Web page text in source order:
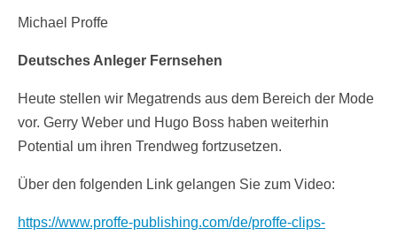
Michael Proffe
Deutsches Anleger Fernsehen
Heute stellen wir Megatrends aus dem Bereich der Mode
vor. Gerry Weber und Hugo Boss haben weiterhin
Potential um ihren Trendweg fortzusetzen.
Über den folgenden Link gelangen Sie zum Video:
https://www.proffe-publishing.com/de/proffe-clips-